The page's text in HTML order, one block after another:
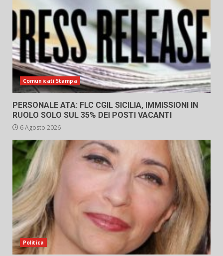
Comunicati Stampa
PERSONALE ATA: FLC CGIL SICILIA, IMMISSIONI IN
RUOLO SOLO SUL 35% DEI POSTI VACANTI
6 Agosto 2026
Politica